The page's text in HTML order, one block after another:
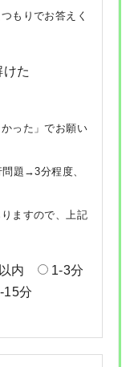
もりでお答えく
けた
った」でお願い
題→3分程度、
ますので、上記
内
1-3分
15分